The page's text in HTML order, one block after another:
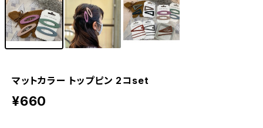
マットカラー トップピン 2コset
¥660